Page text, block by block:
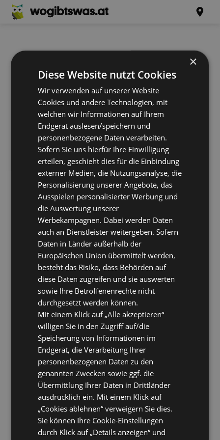
×
Diese Website nutzt Cookies
Wir verwenden auf unserer Website
Cookies und andere Technologien, mit
welchen wir Informationen auf Ihrem
Endgerät auslesen/speichern und
personenbezogene Daten verarbeiten.
Sofern Sie uns hierfür Ihre Einwilligung
erteilen, geschieht dies für die Einbindung
externer Medien, die Nutzungsanalyse, die
Personalisierung unserer Angebote, das
Ausspielen personalisierter Werbung und
die Auswertung unserer
Werbekampagnen. Dabei werden Daten
auch an Dienstleister weitergeben. Sofern
Daten in Länder außerhalb der
Europäischen Union übermittelt werden,
besteht das Risiko, dass Behörden auf
diese Daten zugreifen und sie auswerten
sowie Ihre Betroffenenrechte nicht
durchgesetzt werden können.
Mit einem Klick auf „Alle akzeptieren“
willigen Sie in den Zugriff auf/die
Speicherung von Informationen im
Endgerät, die Verarbeitung Ihrer
personenbezogenen Daten zu den
genannten Zwecken sowie ggf. die
Übermittlung Ihrer Daten in Drittländer
ausdrücklich ein. Mit einem Klick auf
„Cookies ablehnen“ verweigern Sie dies.
Sie können Ihre Cookie-Einstellungen
durch Klick auf „Details anzeigen“ und